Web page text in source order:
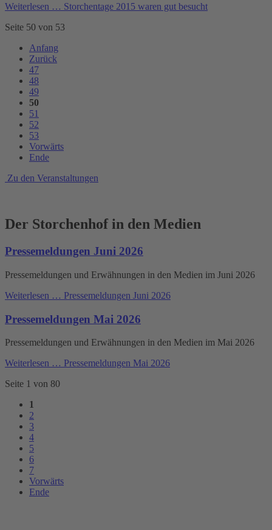
Weiterlesen … Storchentage 2015 waren gut besucht
Seite 50 von 53
Anfang
Zurück
47
48
49
50
51
52
53
Vorwärts
Ende
Zu den Veranstaltungen
Der Storchenhof in den Medien
Pressemeldungen Juni 2026
Pressemeldungen und Erwähnungen in den Medien im Juni 2026
Weiterlesen … Pressemeldungen Juni 2026
Pressemeldungen Mai 2026
Pressemeldungen und Erwähnungen in den Medien im Mai 2026
Weiterlesen … Pressemeldungen Mai 2026
Seite 1 von 80
1
2
3
4
5
6
7
Vorwärts
Ende